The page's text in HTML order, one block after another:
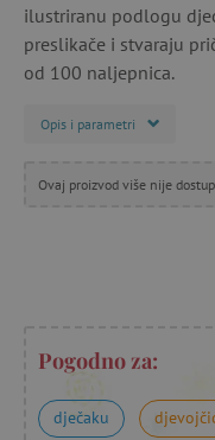
ilustriranu podlogu
preslikače i stvaraju
od 100 naljepnica.
Opis i parametri
Ovaj proizvod više nije
Pogodno za:
dječaku